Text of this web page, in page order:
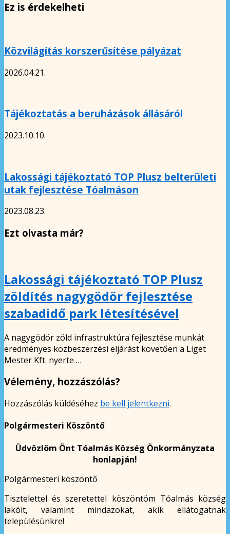
Ez is érdekelheti
Közvilágítás korszerűsítése pályázat
2026.04.21.
Tájékoztatás a beruházások állásáról
2023.10.10.
Lakossági tájékoztató TOP Plusz belterületi
utak fejlesztése Tóalmáson
2023.08.23.
Ezt olvasta már?
Lakossági tájékoztató TOP Plusz
zöldítés nagygödör fejlesztése
szabadidő park létesítésével
A nagygödör zöld infrastruktúra fejlesztése munkát
eredményes közbeszerzési eljárást követően a Liget
Mester Kft. nyerte …
Vélemény, hozzászólás?
Hozzászólás küldéséhez be kell jelentkezni.
Polgármesteri Köszöntő
Üdvözlöm Önt Tóalmás Község Önkormányzata
honlapján!
Polgármesteri köszöntő
Tisztelettel és szeretettel köszöntöm Tóalmás község
lakóit, valamint mindazokat, akik ellátogatnak
településünkre!